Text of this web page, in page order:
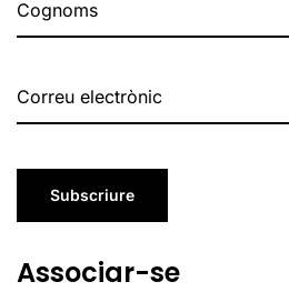
Subscriure
Associar-se